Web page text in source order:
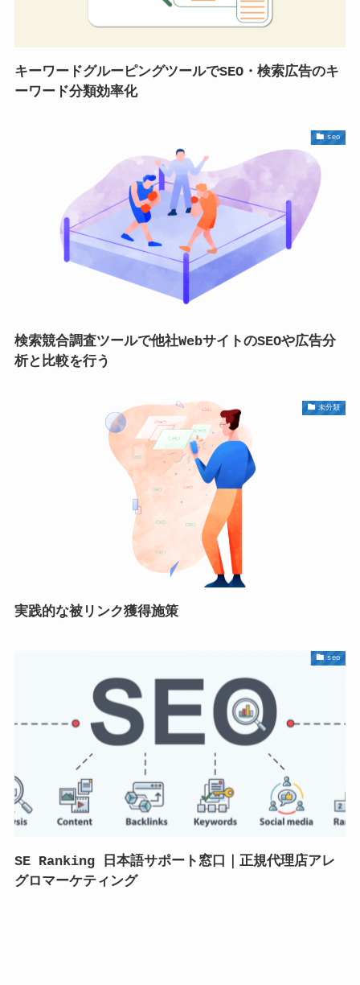
キーワードグルーピングツールでSEO・検索広告のキ
ーワード分類効率化
seo
検索競合調査ツールで他社WebサイトのSEOや広告分
析と比較を行う
未分類
実践的な被リンク獲得施策
seo
SE Ranking 日本語サポート窓口｜正規代理店アレ
グロマーケティング